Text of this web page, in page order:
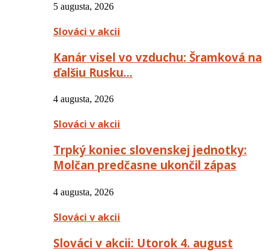
5 augusta, 2026
Slováci v akcii
Kanár visel vo vzduchu: Šramková na
ďalšiu Rusku…
4 augusta, 2026
Slováci v akcii
Trpký koniec slovenskej jednotky:
Molčan predčasne ukončil zápas
4 augusta, 2026
Slováci v akcii
Slováci v akcii: Utorok 4. august